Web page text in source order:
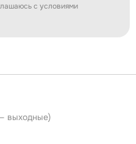
с условиями
выходные)